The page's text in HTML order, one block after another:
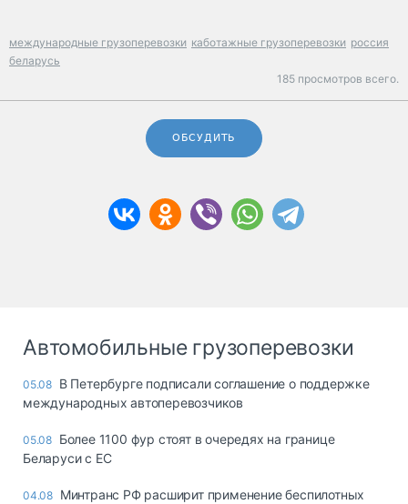
международные грузоперевозки каботажные грузоперевозки россия
беларусь
185 просмотров всего.
ОБСУДИТЬ
Автомобильные грузоперевозки
05.08 В Петербурге подписали соглашение о поддержке
международных автоперевозчиков
05.08 Более 1100 фур стоят в очередях на границе
Беларуси с ЕС
04.08 Минтранс РФ расширит применение беспилотных